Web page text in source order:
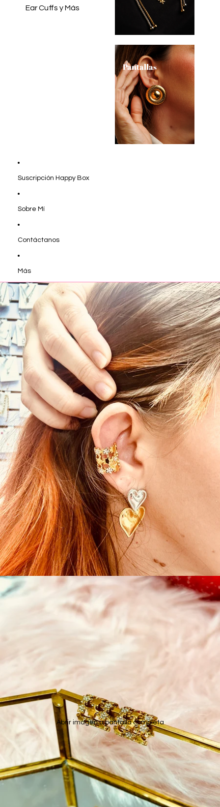
Ear Cuffs y Más
Pantallas
Suscripción Happy Box
Sobre Mí
Contáctanos
Más
Ir directamente a la información del producto
Abrir imagen a pantalla completa